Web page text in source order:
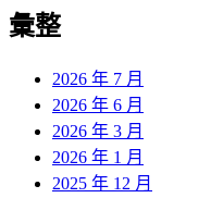
彙整
2026 年 7 月
2026 年 6 月
2026 年 3 月
2026 年 1 月
2025 年 12 月